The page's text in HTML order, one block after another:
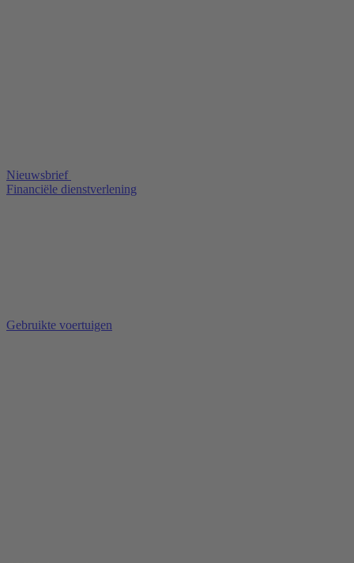
Nieuwsbrief
Financiële dienstverlening
Gebruikte voertuigen